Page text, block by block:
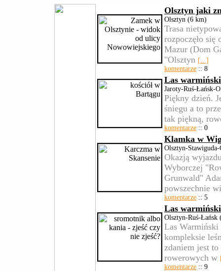
Olsztyn jaki
Olsztyn (6 km)
Trasa
rozpoczęło
Mazur (Dom
"Olsztyn [...]
komentarze :: 8
Las
Jaroty-Ruś-Łańsk-
Piękny dzień.
śniegu a to
tak piękną,
komentarze :: 0
Klamka w
Olsztyn-
Okazją
Wyborczej
Grunwald"
powszechnie
komentarze :: 5
Las
Olsztyn-Ruś-Łańsk
Las
kompleksie
zdaniem jest
rowerowych w
komentarze :: 9